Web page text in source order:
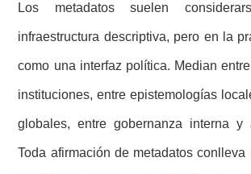
Los metadatos suelen
infraestructura descriptiva, pero en la
como una interfaz política. Median
instituciones, entre epistemologías
globales, entre gobernanza interna y
Toda afirmación de metadatos